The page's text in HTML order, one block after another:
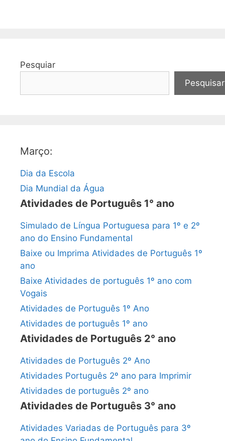
Pesquiar
Pesquisar
Março:
Dia da Escola
Dia Mundial da Água
Atividades de Português 1° ano
Simulado de Língua Portuguesa para 1º e 2º
ano do Ensino Fundamental
Baixe ou Imprima Atividades de Português 1º
ano
Baixe Atividades de português 1º ano com
Vogais
Atividades de Português 1º Ano
Atividades de português 1º ano
Atividades de Português 2° ano
Atividades de Português 2º Ano
Atividades Português 2º ano para Imprimir
Atividades de português 2º ano
Atividades de Português 3° ano
Atividades Variadas de Português para 3º